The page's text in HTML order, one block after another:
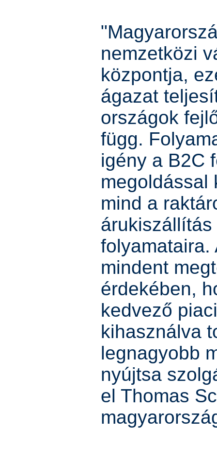
nemzetközi
központja,
ágazat
országok
függ.
igény a B2C
megoldással
mind a
folyamataira.
mindent
érdekében,
kedvező
kihasználva
legnagyobb
nyújtsa
el Thomas